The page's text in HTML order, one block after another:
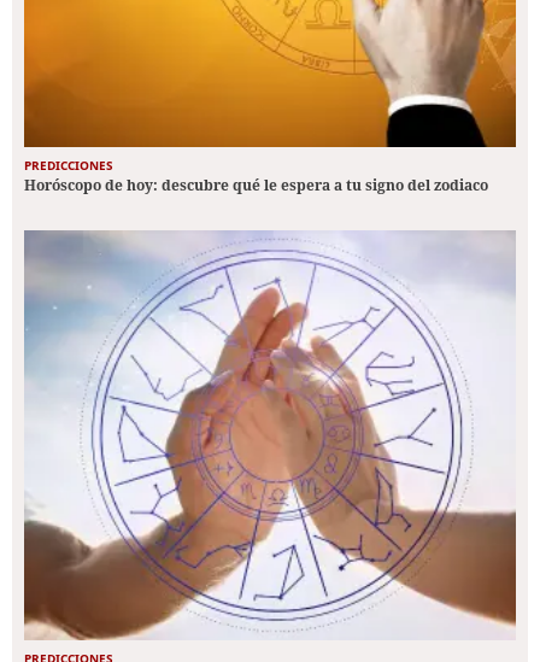
PREDICCIONES
Horóscopo de hoy: descubre qué le espera a tu signo del zodiaco
PREDICCIONES